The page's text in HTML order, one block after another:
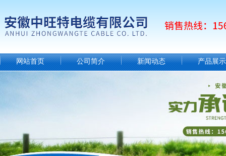
网站首页 公司简介 新闻动态 产品展示